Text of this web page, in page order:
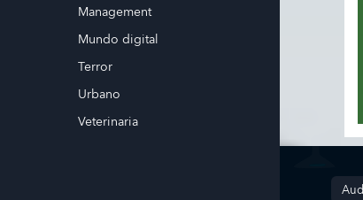
Management
Mundo digital
Terror
Urbano
Veterinaria